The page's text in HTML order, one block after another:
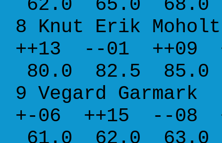
62.0 65.0 68.0
8 Knut Erik
++13 --01
80.0 82.5 85.0
9 Vegard
+-06 ++15 --
61.0 62.0 63.0